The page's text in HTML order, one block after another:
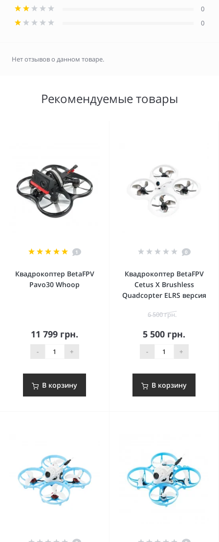
0
0
Нет отзывов о данном товаре.
Рекомендуемые товары
1
Квадрокоптер BetaFPV
Pavo30 Whoop
11 799 грн.
- +
В корзину
0
Квадрокоптер BetaFPV
Cetus X Brushless
Quadcopter ELRS версия
6 500 грн.
5 500 грн.
- +
В корзину